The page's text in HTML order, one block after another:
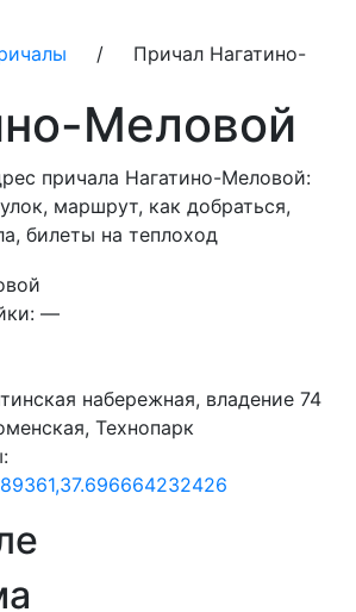
/ Причал Нагатино-
Меловой
причала Нагатино-Меловой:
маршрут, как добраться,
билеты на теплоход
—
набережная, владение 74
Технопарк